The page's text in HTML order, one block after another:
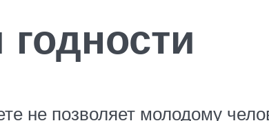
не позволяет молодому